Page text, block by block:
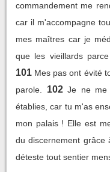
commandement me
car il m'accompagne
mes maîtres car je
que les vieillards
101 Mes pas ont évité
parole.
102 Je ne me
établies, car tu m'as
mon palais ! Elle est
du discernement grâce
déteste tout sentier